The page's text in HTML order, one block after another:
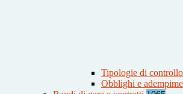
Tipologie di controllo
Obblighi e